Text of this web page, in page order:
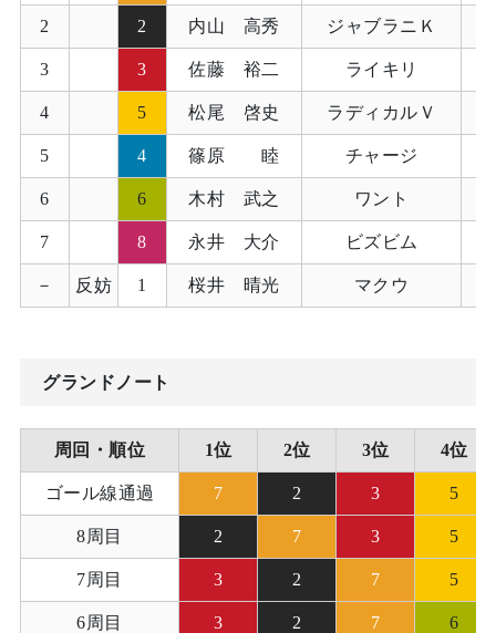
2 2 内山 高秀 ジャブラニＫ
3 3 佐藤 裕二 ライキリ
4 5 松尾 啓史 ラディカルＶ
5 4 篠原 睦 チャージ
6 6 木村 武之 ワント
7 8 永井 大介 ビズビム
－ 反妨 1 桜井 晴光 マクウ
グランドノート
周回・順位 1位 2位 3位 4位
ゴール線通過 7 2 3 5
8周目 2 7 3 5
7周目 3 2 7 5
6周目 3 2 7 6